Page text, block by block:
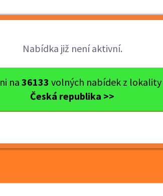
Nabídka již není aktivní.
na 36133 volných nabídek z lokality
Česká republika >>
Horní Slavkov Psycholog/
Věznice Horní